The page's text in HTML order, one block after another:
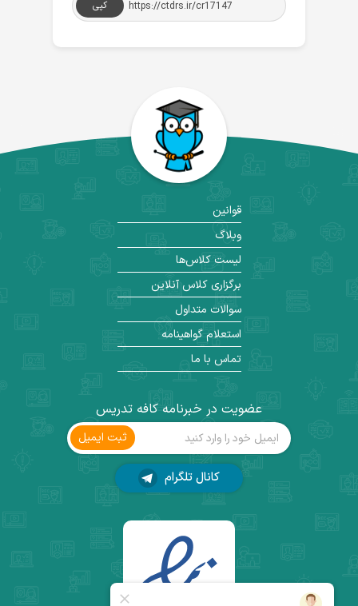
کپی
عضویت در خبرنامه کافه تدریس
ثبت ‌ایمیل
کانال تلگرام
قوانین
وبلاگ
لیست کلاس‌ها
برگزاری کلاس آنلاین
سوالات متداول
استعلام گواهینامه
تماس با ما